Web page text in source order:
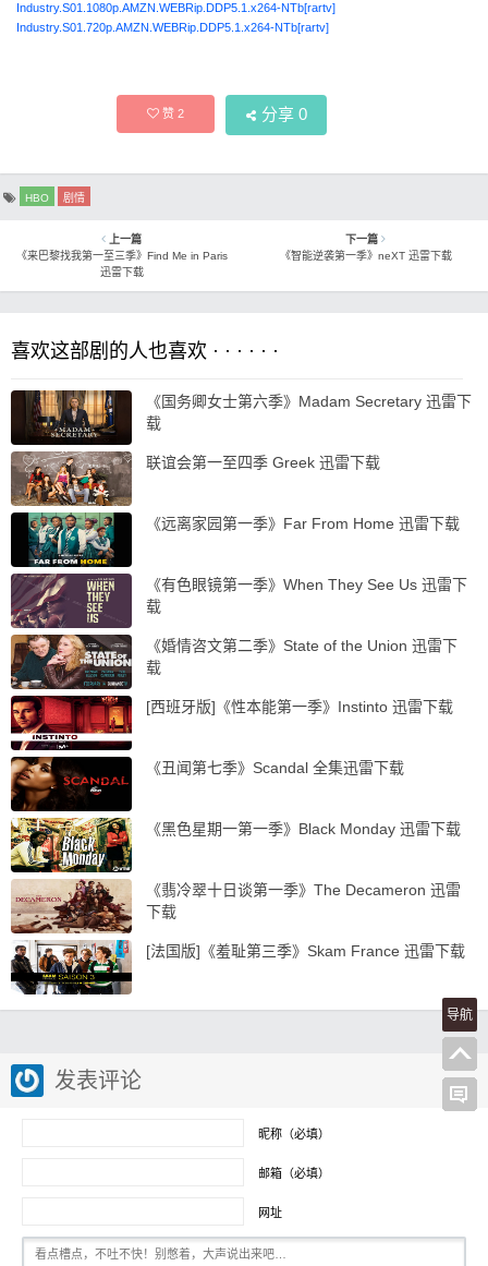
Industry.S01.1080p.AMZN.WEBRip.DDP5.1.x264-NTb[rartv]
Industry.S01.720p.AMZN.WEBRip.DDP5.1.x264-NTb[rartv]
赞2 分享 0
HBO 剧情
上一篇
《来巴黎找我第一至三季》Find Me in Paris
迅雷下载
下一篇
《智能逆袭第一季》neXT 迅雷下载
喜欢这部剧的人也喜欢 · · · · · ·
《国务卿女士第六季》Madam Secretary 迅雷下
载
联谊会第一至四季 Greek 迅雷下载
《远离家园第一季》Far From Home 迅雷下载
《有色眼镜第一季》When They See Us 迅雷下
载
《婚情咨文第二季》State of the Union 迅雷下
载
[西班牙版]《性本能第一季》Instinto 迅雷下载
《丑闻第七季》Scandal 全集迅雷下载
《黑色星期一第一季》Black Monday 迅雷下载
《翡冷翠十日谈第一季》The Decameron 迅雷
下载
[法国版]《羞耻第三季》Skam France 迅雷下载
发表评论
昵称（必填）
邮箱（必填）
网址
导航